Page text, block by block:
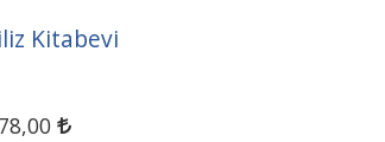
Kitabevi
,00